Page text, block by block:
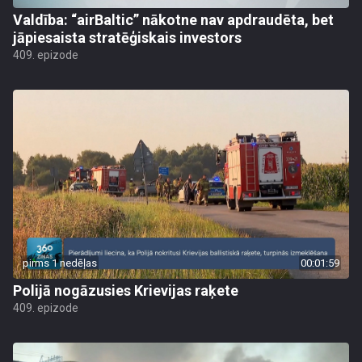
Valdība: “airBaltic” nākotne nav apdraudēta, bet
jāpiesaista stratēģiskais investors
409. epizode
pirms 1 nedēļas 00:01:59
Polijā nogāzusies Krievijas raķete
409. epizode